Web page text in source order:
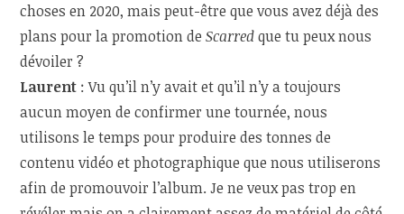
choses en 2020, mais peut-être que vous avez déjà des
plans pour la promotion deScarredque tu peux nous
dévoiler ?
Laurent : Vu qu’il n’y avait et qu’il n’y a toujours
aucun moyen de confirmer une tournée, nous
utilisons le temps pour produire des tonnes de
contenu vidéo et photographique que nous utiliserons
afin de promouvoir l’album. Je ne veux pas trop en